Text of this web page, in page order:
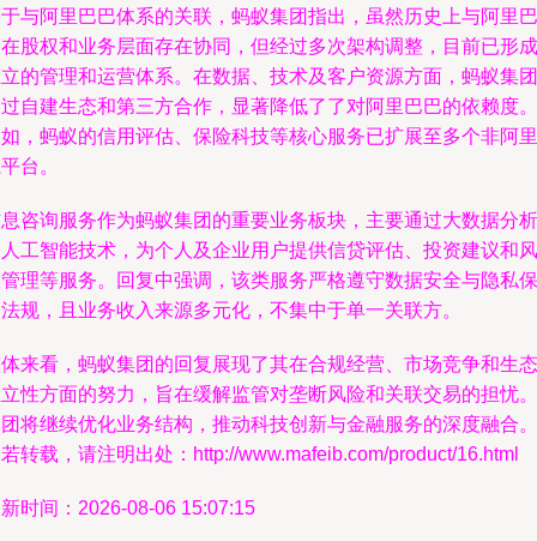
与阿里巴巴体系的关联，蚂蚁集团指出，虽然历史上与阿里巴
股权和业务层面存在协同，但经过多次架构调整，目前已形成
的管理和运营体系。在数据、技术及客户资源方面，蚂蚁集团
自建生态和第三方合作，显著降低了了对阿里巴巴的依赖度。
，蚂蚁的信用评估、保险科技等核心服务已扩展至多个非阿里
台。
咨询服务作为蚂蚁集团的重要业务板块，主要通过大数据分析
工智能技术，为个人及企业用户提供信贷评估、投资建议和风
理等服务。回复中强调，该类服务严格遵守数据安全与隐私保
规，且业务收入来源多元化，不集中于单一关联方。
来看，蚂蚁集团的回复展现了其在合规经营、市场竞争和生态
性方面的努力，旨在缓解监管对垄断风险和关联交易的担忧。
将继续优化业务结构，推动科技创新与金融服务的深度融合。
转载，请注明出处：http://www.mafeib.com/product/16.html
时间：2026-08-06 15:07:15